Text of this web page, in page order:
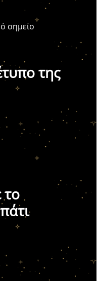
σημείο
της
το